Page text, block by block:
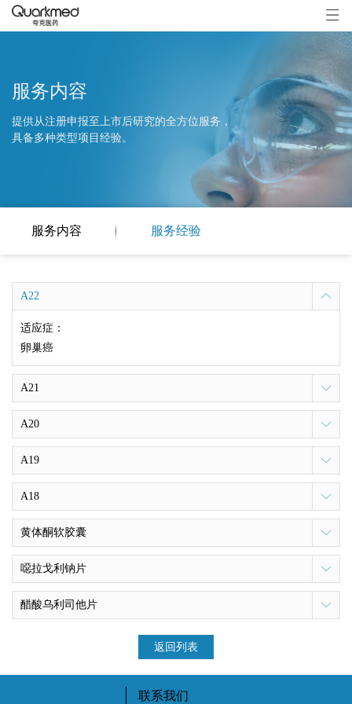
服务内容
提供从注册申报至上市后研究的全方位服务，
具备多种类型项目经验。
服务内容 服务经验
A22
适应症：
卵巢癌
A21
A20
A19
A18
黄体酮软胶囊
噁拉戈利钠片
醋酸乌利司他片
返回列表
联系我们